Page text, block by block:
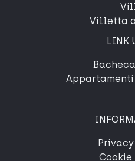
Villetta
LINK